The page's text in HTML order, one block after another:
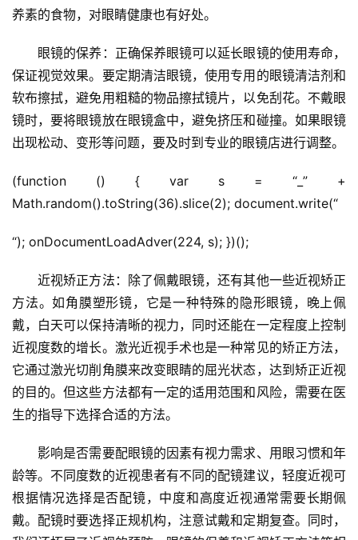
养素的食物，对眼睛健康也有好处。
眼镜的保养：正确保养眼镜可以延长眼镜的使用寿命，
保证视觉效果。要定期清洁眼镜，使用专用的眼镜清洁剂和
软布擦拭，避免用粗糙的物品擦拭镜片，以免刮花。不戴眼
镜时，要将眼镜放在眼镜盒中，避免挤压和碰撞。如果眼镜
出现松动、变形等问题，要及时到专业的眼镜店进行调整。
(function () { var s = “_” +
Math.random().toString(36).slice(2); document.write(“
“); onDocumentLoadAdver(224, s); })();
近视矫正方法：除了佩戴眼镜，还有其他一些近视矫正
方法。如角膜塑形镜，它是一种特殊的隐形眼镜，晚上佩
戴，白天可以保持清晰的视力，同时还能在一定程度上控制
近视度数的增长。激光近视手术也是一种常见的矫正方法，
它通过激光切削角膜来改变眼睛的屈光状态，达到矫正近视
的目的。但这些方法都有一定的适用范围和风险，需要在医
生的指导下选择合适的方法。
影响是否需要配眼镜的因素有视力需求、用眼习惯和年
龄等。不同度数的近视患者有不同的配镜建议，轻度近视可
根据情况选择是否配镜，中度和高度近视通常需要长期佩
戴。配镜时要选择正规机构，注意试戴和定期复查。同时，